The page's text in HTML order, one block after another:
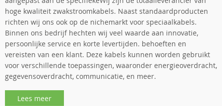
hoge kwaliteit zwakstroomkabels. Naast standaardproducten
richten wij ons ook op de nichemarkt voor speciaalkabels.
Binnen ons bedrijf hechten wij veel waarde aan innovatie,
persoonlijke service en korte levertijden. behoeften en
vereisten van een klant. Deze kabels kunnen worden gebruikt
voor verschillende toepassingen, waaronder energieoverdracht,
gegevensoverdracht, communicatie, en meer.
Lees meer